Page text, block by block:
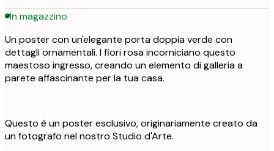
In magazzino
Un poster con un'elegante porta doppia verde con
dettagli ornamentali. I fiori rosa incorniciano questo
maestoso ingresso, creando un elemento di galleria a
parete affascinante per la tua casa.
Questo è un poster esclusivo, originariamente creato da
un fotografo nel nostro Studio d'Arte.